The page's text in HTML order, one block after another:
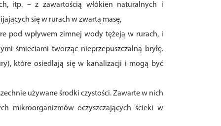
itp. – z zawartością włókien naturalnych i
się w rurach w zwartą masę,
pod wpływem zimnej wody tężeją w rurach, i
śmieciami tworząc nieprzepuszczalną bryłę.
które osiedlają się w kanalizacji i mogą być
używane środki czystości. Zawarte w nich
mikroorganizmów oczyszczających ścieki w